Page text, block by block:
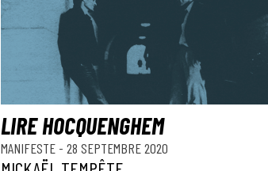
LIRE HOCQUENGHEM
MANIFESTE -28 SEPTEMBRE 2020